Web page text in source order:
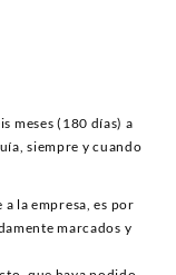
meses (180 días) a
siempre y cuando
la empresa, es por
marcados y